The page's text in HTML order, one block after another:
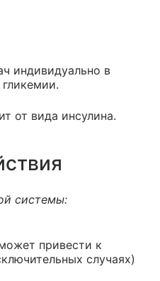
индивидуально в
от вида инсулина.
системы:
привести к
случаях)